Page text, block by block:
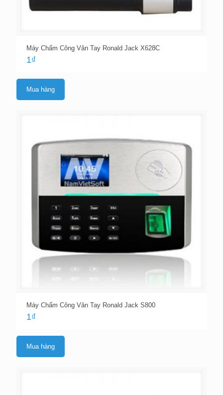
Máy Chấm Công Vân Tay Ronald Jack X628C
1₫
Mua hàng
Máy Chấm Công Vân Tay Ronald Jack S800
1₫
Mua hàng